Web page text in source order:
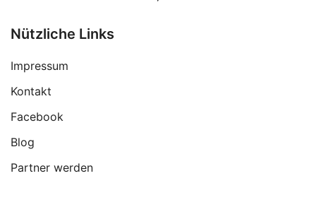
Nützliche Links
Impressum
Kontakt
Facebook
Blog
Partner werden